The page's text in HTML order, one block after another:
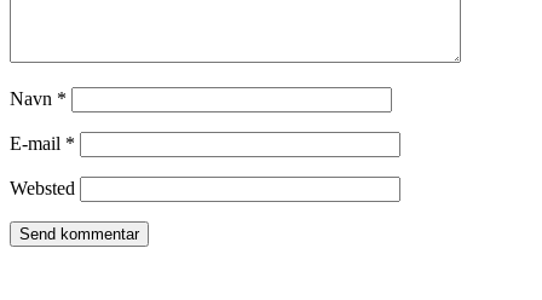
Navn *
E-mail *
Websted